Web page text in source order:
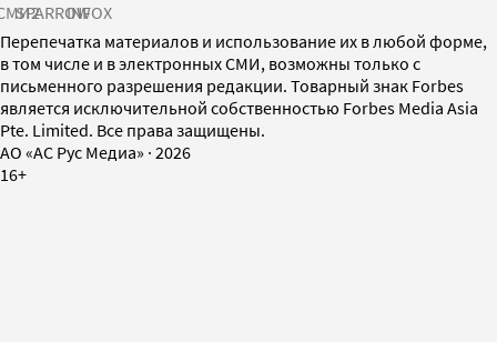
SPARROWINFOX
Перепечатка материалов и использование их в любой форме,
в том числе и в электронных СМИ, возможны только с
письменного разрешения редакции. Товарный знак Forbes
является исключительной собственностью Forbes Media Asia
Pte. Limited. Все права защищены.
AO «АС Рус Медиа» · 2026
16+